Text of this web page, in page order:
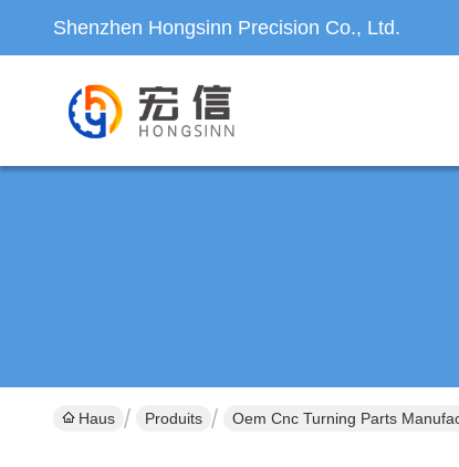
Shenzhen Hongsinn Precision Co., Ltd.
Haus Produits Oem Cnc Turning Parts